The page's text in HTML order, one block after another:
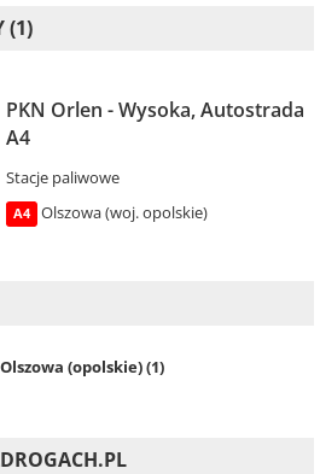
(1)
PKN Orlen - Wysoka, Autostrada
A4
Stacje paliwowe
A4 Olszowa (woj. opolskie)
(opolskie) (1)